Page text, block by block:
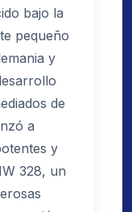
bajo la
pequeño
y
de
a
y
328, un